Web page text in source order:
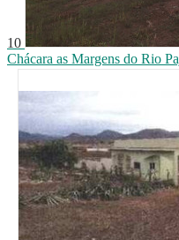
10
Chácara as Margens do Rio